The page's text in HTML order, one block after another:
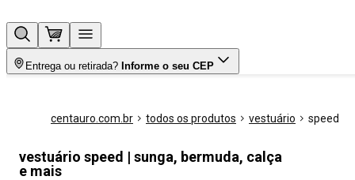
Entrega ou retirada? Informe o seu CEP
centauro.com.br todos os produtos vestuário speed
vestuário speed | sunga, bermuda, calça
e mais